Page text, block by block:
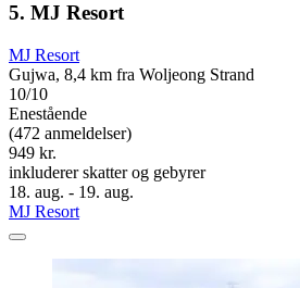
5. MJ Resort
MJ Resort
Gujwa, 8,4 km fra Woljeong Strand
10/10
Enestående
(472 anmeldelser)
949 kr.
inkluderer skatter og gebyrer
18. aug. - 19. aug.
MJ Resort